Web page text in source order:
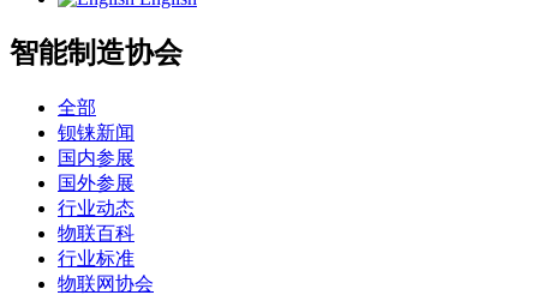
智能制造协会
全部
钡铼新闻
国内参展
国外参展
行业动态
物联百科
行业标准
物联网协会